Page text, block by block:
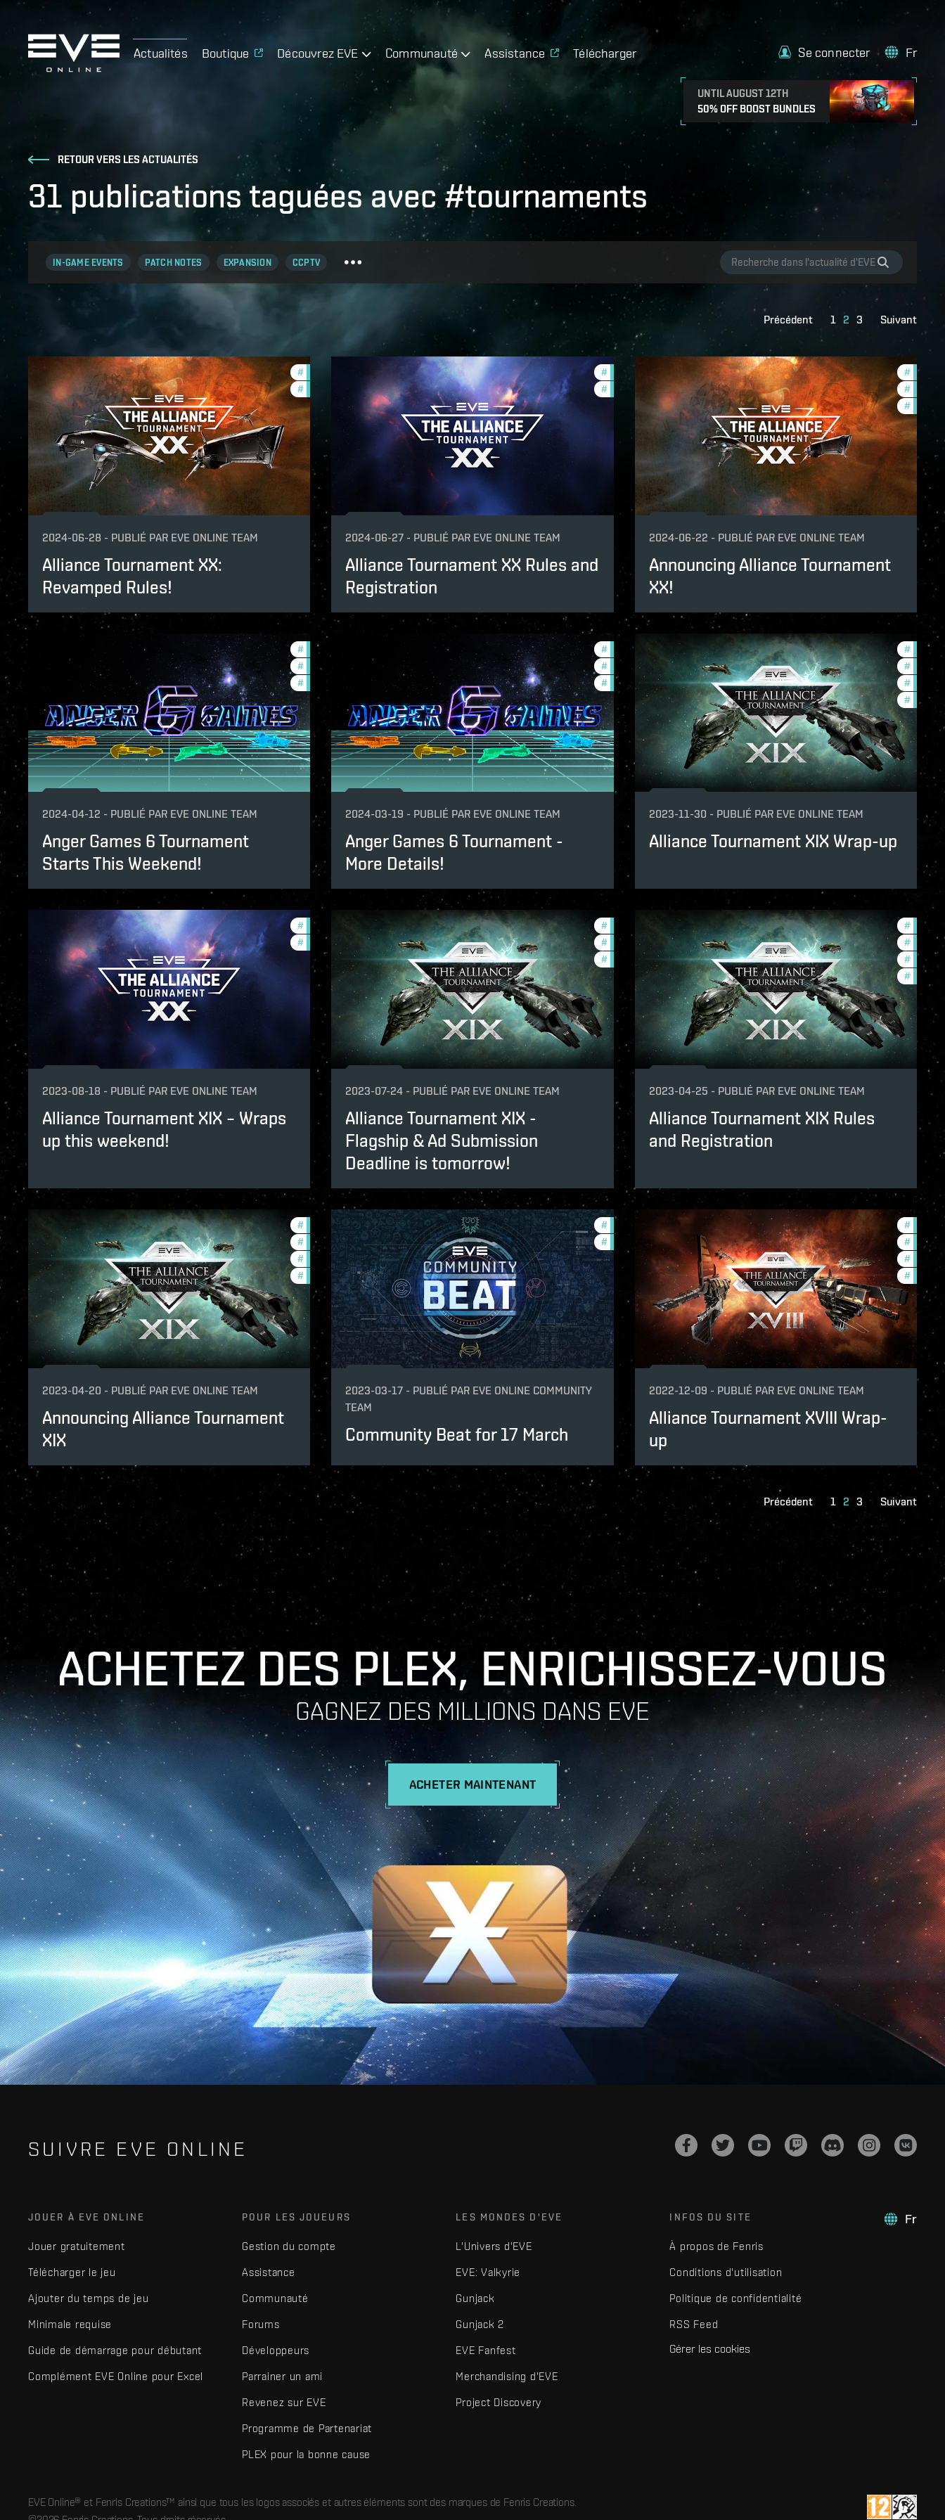
Actualités Boutique Découvrez EVE Communauté Assistance Télécharger
UNTIL AUGUST 12TH
50% OFF BOOST BUNDLES
Se connecter Fr
RETOUR VERS LES ACTUALITÉS
31 publications taguées avec #tournaments
IN-GAME EVENTS PATCH NOTES EXPANSION CCPTV
Précédent 1 2 3 Suivant
#
#
2024-06-28 - PUBLIÉ PAR EVE ONLINE TEAM
Alliance Tournament XX:
Revamped Rules!
#tournaments
#community
2024-06-27 - PUBLIÉ PAR EVE ONLINE TEAM
Alliance Tournament XX Rules and
Registration
#
#
#pvp
2024-06-22 - PUBLIÉ PAR EVE ONLINE TEAM
Announcing Alliance Tournament
XX!
# community
# tournaments
#
2024-04-12 - PUBLIÉ PAR EVE ONLINE TEAM
Anger Games 6 Tournament
Starts This Weekend!
#tournaments
#community
#pvp
2024-03-19 - PUBLIÉ PAR EVE ONLINE TEAM
Anger Games 6 Tournament -
More Details!
#in-
#
#pvp
#
2023-11-30 - PUBLIÉ PAR EVE ONLINE TEAM
Alliance Tournament XIX Wrap-up
# tournaments
# community
2023-08-18 - PUBLIÉ PAR EVE ONLINE TEAM
Alliance Tournament XIX – Wraps
up this weekend!
#tournaments
#community
#in-game-events
2023-07-24 - PUBLIÉ PAR EVE ONLINE TEAM
Alliance Tournament XIX -
Flagship & Ad Submission
Deadline is tomorrow!
#in-
#pvp
#
#
2023-04-25 - PUBLIÉ PAR EVE ONLINE TEAM
Alliance Tournament XIX Rules
and Registration
# tournaments
# community
# in-game-events
#
2023-04-20 - PUBLIÉ PAR EVE ONLINE TEAM
Announcing Alliance Tournament
XIX
#community
#tournaments
2023-03-17 - PUBLIÉ PAR EVE ONLINE COMMUNITY
TEAM
Community Beat for 17 March
#
#in-
#pvp
#
2022-12-09 - PUBLIÉ PAR EVE ONLINE TEAM
Alliance Tournament XVIII Wrap-
up
Précédent 1 2 3 Suivant
ACHETEZ DES PLEX, ENRICHISSEZ-VOUS
GAGNEZ DES MILLIONS DANS EVE
ACHETER MAINTENANT
SUIVRE EVE ONLINE
Fr
JOUER À EVE ONLINE
Jouer gratuitement
Télécharger le jeu
Ajouter du temps de jeu
Minimale requise
Guide de démarrage pour débutant
Complément EVE Online pour Excel
POUR LES JOUEURS
Gestion du compte
Assistance
Communauté
Forums
Développeurs
Parrainer un ami
Revenez sur EVE
Programme de Partenariat
PLEX pour la bonne cause
LES MONDES D'EVE
L'Univers d'EVE
EVE: Valkyrie
Gunjack
Gunjack 2
EVE Fanfest
Merchandising d'EVE
Project Discovery
INFOS DU SITE
À propos de Fenris
Conditions d'utilisation
Politique de confidentialité
RSS Feed
Gérer les cookies
EVE Online® et Fenris Creations™ ainsi que tous les logos associés et autres éléments sont des marques de Fenris Creations.